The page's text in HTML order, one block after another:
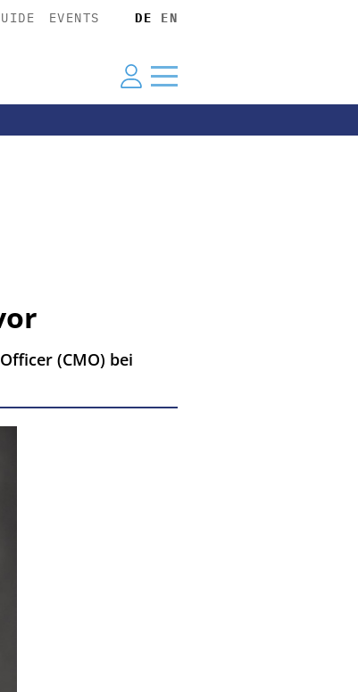
EVENTS DE EN
(CMO) bei